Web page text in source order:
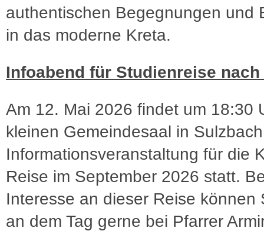
authentischen Begegnungen und
in das moderne Kreta.
Infoabend für Studienreise nach
Am 12. Mai 2026 findet um 18:30
kleinen Gemeindesaal in
Informationsveranstaltung für die
Reise im September 2026 statt.
Interesse an dieser Reise können
an dem Tag gerne bei Pfarrer